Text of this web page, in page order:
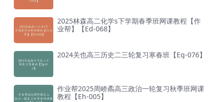
2025林森高二化学s下学期春季班网课教程【作
业帮】【Ed-068】
2024关也高三历史二三轮复习寒春班【Eg-076】
作业帮2025周峤矞高三政治一轮复习秋季班网课
教程【Eh-005】